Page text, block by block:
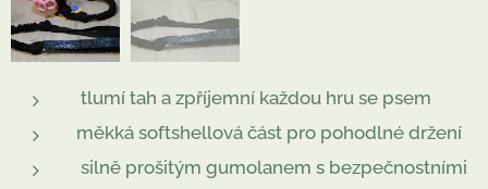
tlumí tah a zpříjemní každou hru se psem
měkká softshellová část pro pohodlné držení
silně prošitým gumolanem s bezpečnostními